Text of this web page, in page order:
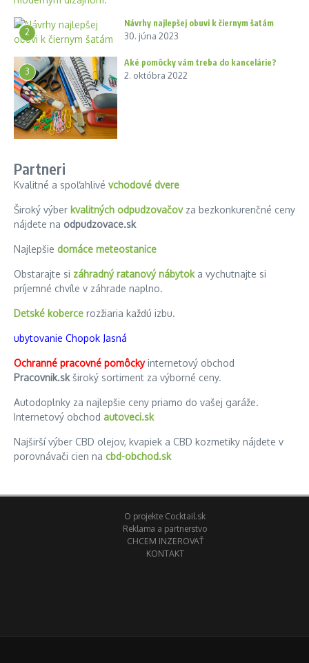
2
Návrhy najlepšej obuvi k čiernym šatám
30. júna 2023
3
Aké pomôcky vám treba do kancelárie?
2. októbra 2022
Partneri
Kvalitné a spoľahlivé vchodové dvere
Široký výber kvalitných odpudzovačovza bezkonkurenčné ceny
nájdete na odpudzovace.sk
Najlepšie domáce meteostanice
Obstarajte si záhradný ratanový nábytoka vychutnajte si
príjemné chvíle v záhrade naplno.
Detské koberce rozžiaria každú izbu.
ubytovanie Chopok Jasná
Ochranné pracovné pomôckyinternetový obchod
Pracovnik.skširoký sortiment za výborné ceny.
Autodoplnky za najlepšie ceny priamo do vašej garáže.
Internetový obchod autoveci.sk
Najširší výber CBD olejov, kvapiek a CBD kozmetiky nájdete v
porovnávači cien na cbd-obchod.sk
O projekte Cocktail.sk
Reklama a partnerstvo
CHCEM INZEROVAŤ
KONTAKT